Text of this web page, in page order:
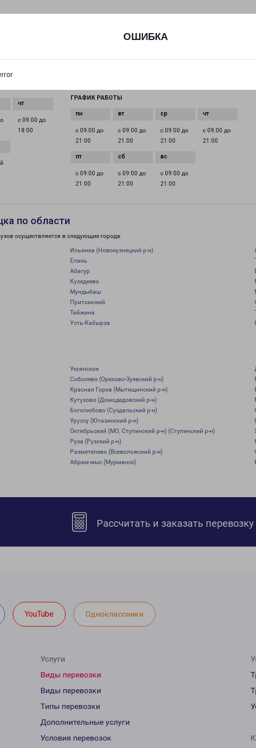
ОШИБКА
с 09:00 до
18:00
ГРАФИК РАБОТЫ
с 09:00 до
21:00
с 09:00 до
21:00
с 09:00 до
21:00
с 09:00 до
21:00
с 09:00 до
21:00
с 09:00 до
21:00
с 09:00 до
21:00
по области
осуществляется в следующие города:
Ильинка (Новокузнецкий р-н)
Елань
Абагур
Кузедеево
Мундыбаш
Притомский
Тайжина
Усть-Кабырза
Уксянское
Соболево (Орехово-Зуевский р-н)
Красная Горка (Мытищинский р-н)
Кутузово (Домодедовский р-н)
Боголюбово (Суздальский р-н)
Уруссу (Ютазинский р-н)
Октябрьский (МО, Ступинский р-н) (Ступинский р-н)
Руза (Рузский р-н)
Разметелево (Всеволожский р-н)
Абрам-мыс (Мурманск)
Рассчитать и заказать перевозку
YouTube Одноклассники
Услуги
Виды перевозки
Виды перевозки
Типы перевозки
Дополнительные услуги
Условия перевозок